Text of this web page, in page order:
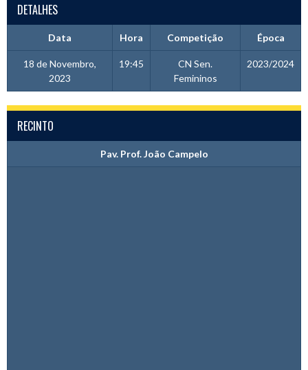
DETALHES
Data Hora Competição Época
18 de Novembro,
2023
19:45
CN Sen.
Femininos
2023/2024
RECINTO
Pav. Prof. João Campelo